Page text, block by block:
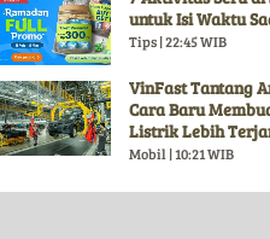
untuk Isi Waktu
Tips | 22:45 WIB
VinFast Tantang
Cara Baru
Listrik Lebih
Mobil | 10:21 WIB